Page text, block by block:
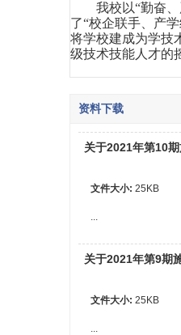
我校以“勤奋
了“校企联手、产
将学校建成为学技
级技术技能人才的
资料下载
关于2021年第10
文件大小: 25KB
...
关于2021年第9期
文件大小: 25KB
...